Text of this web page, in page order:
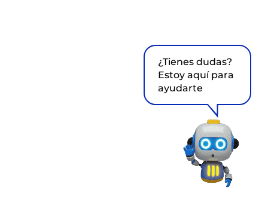
¿Tienes dudas?
Estoy aquí para
ayudarte